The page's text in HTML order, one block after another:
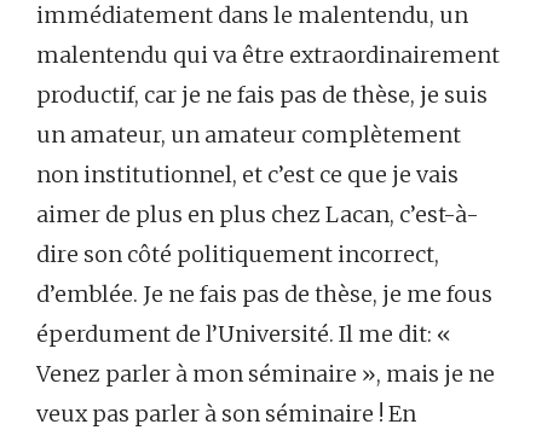
immédiatement dans le malentendu, un
malentendu qui va être extraordinairement
productif, car je ne fais pas de thèse, je suis
un amateur, un amateur complètement
non institutionnel, et c’est ce que je vais
aimer de plus en plus chez Lacan, c’est-à-
dire son côté politiquement incorrect,
d’emblée. Je ne fais pas de thèse, je me fous
éperdument de l’Université. Il me dit: «
Venez parler à mon séminaire », mais je ne
veux pas parler à son séminaire ! En